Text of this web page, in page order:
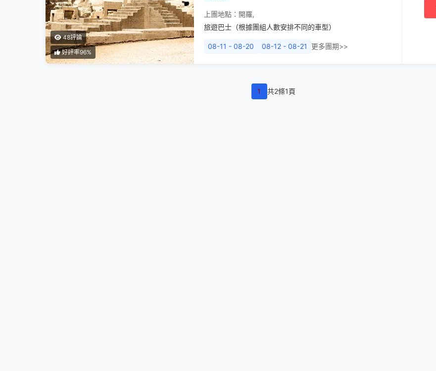
48評論
好評率96%
上團地點： 開羅,
旅遊巴士（根據團組人數安排不同的車型）
08-11 - 08-20 08-12 - 08-21 更多團期>>
1 共2條1頁